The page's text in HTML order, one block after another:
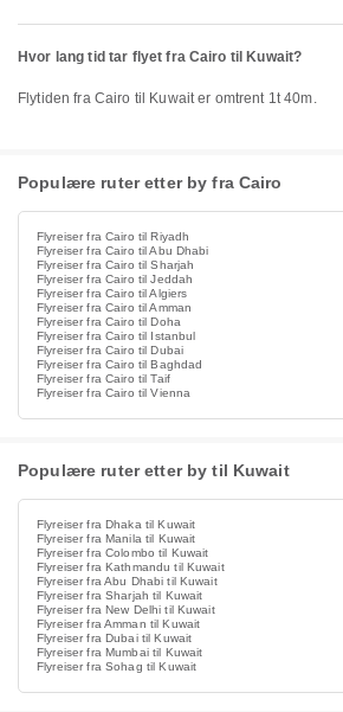
Hvor lang tid tar flyet fra Cairo til Kuwait?
Flytiden fra Cairo til Kuwait er omtrent 1t 40m.
Populære ruter etter by fra Cairo
Flyreiser fra Cairo til Riyadh
Flyreiser fra Cairo til Abu Dhabi
Flyreiser fra Cairo til Sharjah
Flyreiser fra Cairo til Jeddah
Flyreiser fra Cairo til Algiers
Flyreiser fra Cairo til Amman
Flyreiser fra Cairo til Doha
Flyreiser fra Cairo til Istanbul
Flyreiser fra Cairo til Dubai
Flyreiser fra Cairo til Baghdad
Flyreiser fra Cairo til Taif
Flyreiser fra Cairo til Vienna
Populære ruter etter by til Kuwait
Flyreiser fra Dhaka til Kuwait
Flyreiser fra Manila til Kuwait
Flyreiser fra Colombo til Kuwait
Flyreiser fra Kathmandu til Kuwait
Flyreiser fra Abu Dhabi til Kuwait
Flyreiser fra Sharjah til Kuwait
Flyreiser fra New Delhi til Kuwait
Flyreiser fra Amman til Kuwait
Flyreiser fra Dubai til Kuwait
Flyreiser fra Mumbai til Kuwait
Flyreiser fra Sohag til Kuwait